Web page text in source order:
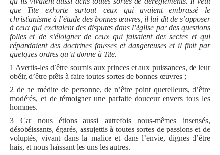
que Tite exhorte surtout ceux qui avaient embrassé le
christianisme à l’étude des bonnes œuvres, il lui dit de s’opposer
à ceux qui excitaient des disputes dans l’église par des questions
folles et de s’éloigner de ceux qui faisaient des sectes et qui
répandaient des doctrines fausses et dangereuses et il finit par
quelques ordres qu’il donne à Tite.
1 Avertis-les d’être soumis aux princes et aux puissances, de leur
obéir, d’être prêts à faire toutes sortes de bonnes œuvres ;
2 de ne médire de personne, de n’être point querelleurs, d’être
modérés, et de témoigner une parfaite douceur envers tous les
hommes.
3 Car nous étions aussi autrefois nous-mêmes insensés,
désobéissants, égarés, assujettis à toutes sortes de passions et de
voluptés, vivant dans la malice et dans l’envie, dignes d’être
hais, et nous haïssant les uns les autres.